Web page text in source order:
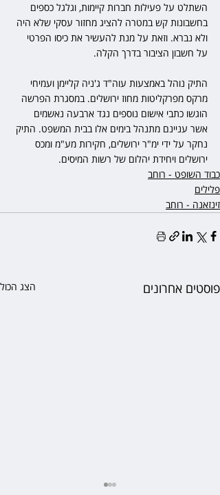
השתלט על פעילות חברות קיימות, וגלגל כספים
בחשבונות קש במטרה להציג מחזור עסקי שלא היה
ולא נברא. וזאת על מנת להעשיר את כיסו הפרטי
על חשבון הציבור בדרך הקלה.
התיק נוהל באמצעות עוה"ד ג'ניה קליימן ועמיחי
מרקס מפרקליטות מחוז ירושלים. במסגרת הפרשה
הוגשו כתבי אישום נוספים נגד ארבעה נאשמים
אשר עניינם מתנהל בימים אלו בבית המשפט. התיק
נחקר על ידי ימ"ר ירושלים, חקירות מע"מ ומכס
ירושלים ויחידת יהלום של רשות המיסים.
כבוד השופט - רוחב
פלילים
זינזאנה - רוחב
פוסטים אחרונים הצג הכול